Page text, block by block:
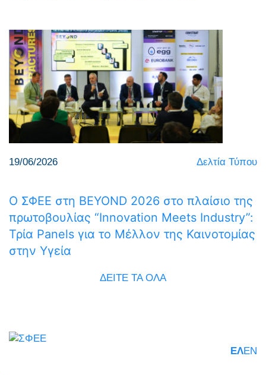
19/06/2026 Δελτία Τύπου
Ο ΣΦΕΕ στη BEYOND 2026 στο πλαίσιο της
πρωτοβουλίας “Innovation Meets Industry”:
Τρία Panels για το Μέλλον της Καινοτομίας
στην Υγεία
ΔΕΙΤΕ ΤΑ ΟΛΑ
ΕΛEN